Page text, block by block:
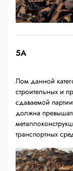
5А
Лом данной
строительных и
сдаваемой
должна
транспортных